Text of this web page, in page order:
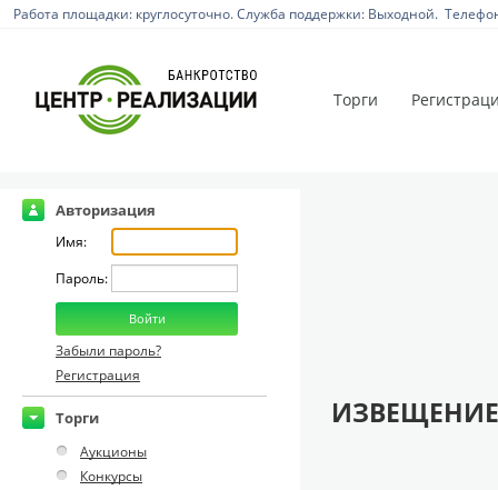
Работа площадки: круглосуточно. Служба поддержки: Выходной.
Торги
Авторизация
Имя:
Пароль:
Забыли пароль?
Регистрация
Торги
Аукционы
Конкурсы